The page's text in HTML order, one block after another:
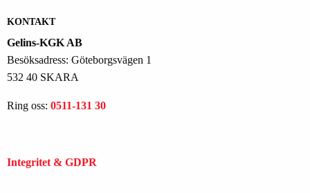
KONTAKT
Gelins-KGK AB
Besöksadress: Göteborgsvägen 1
532 40 SKARA
Ring oss: 0511-131 30
Integritet & GDPR